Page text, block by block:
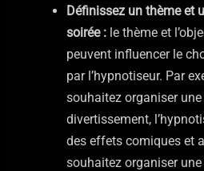
Définissez un thème et
soirée :le thème et
peuvent influencer le
par l’hypnotiseur. Par
souhaitez organiser une
divertissement,
des effets comiques et
souhaitez organiser une